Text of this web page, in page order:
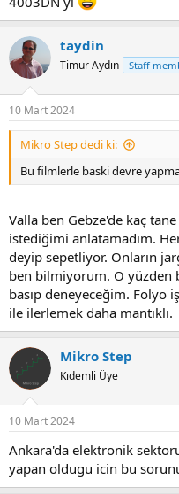
taydin
Timur Aydın Staff
10 Mart 2024
Mikro Step dedi ki:
Bu filmlerle baski devre
Valla ben Gebze'de kaç
istediğimi anlatamadım.
deyip sepetliyor. Onların
ben bilmiyorum. O yüzden
basıp deneyeceğim. Folyo
ile ilerlemek daha mantıklı.
Mikro Step
Kıdemli Üye
10 Mart 2024
Ankara'da elektronik
yapan oldugu icin bu